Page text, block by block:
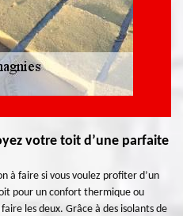
votre toit d’une parfaite
à faire si vous voulez profiter d’un
pour un confort thermique ou
les deux. Grâce à des isolants de